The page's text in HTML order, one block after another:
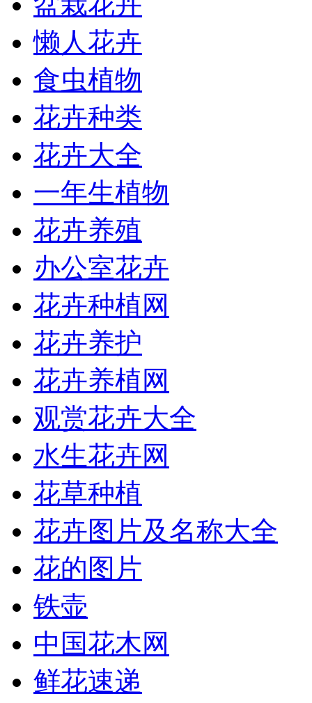
懒人花卉
食虫植物
花卉种类
花卉大全
一年生植物
花卉养殖
办公室花卉
花卉种植网
花卉养护
花卉养植网
观赏花卉大全
水生花卉网
花草种植
花卉图片及名称大全
花的图片
铁壶
中国花木网
鲜花速递